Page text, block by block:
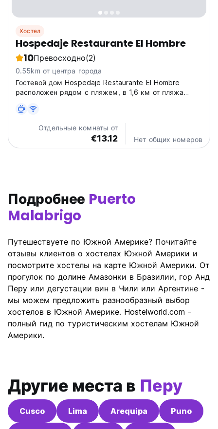
Хостел
Hospedaje Restaurante El Hombre
10Превосходно(2)
0.55km от центра города
Гостевой дом Hospedaje Restaurante El Hombre
расположен рядом с пляжем, в 1,6 км от пляжа
удобства, в том числе ресторан, бар и общий
Отдельные комнаты от
€13.12 Нет общих номеров
Подробнее Puerto
Malabrigo
Путешествуете по Южной Америке? Почитайте
отзывы клиентов о хостелах Южной Америки и
посмотрите хостелы на карте Южной Америки. От
прогулок по долине Амазонки в Бразилии, гор Анд
Перу или дегустации вин в Чили или Аргентине -
мы можем предложить разнообразный выбор
хостелов в Южной Америке. Hostelworld.com -
полный гид по туристическим хостелам Южной
Америки.
Другие места в Перу
Cusco Lima Arequipa Puno